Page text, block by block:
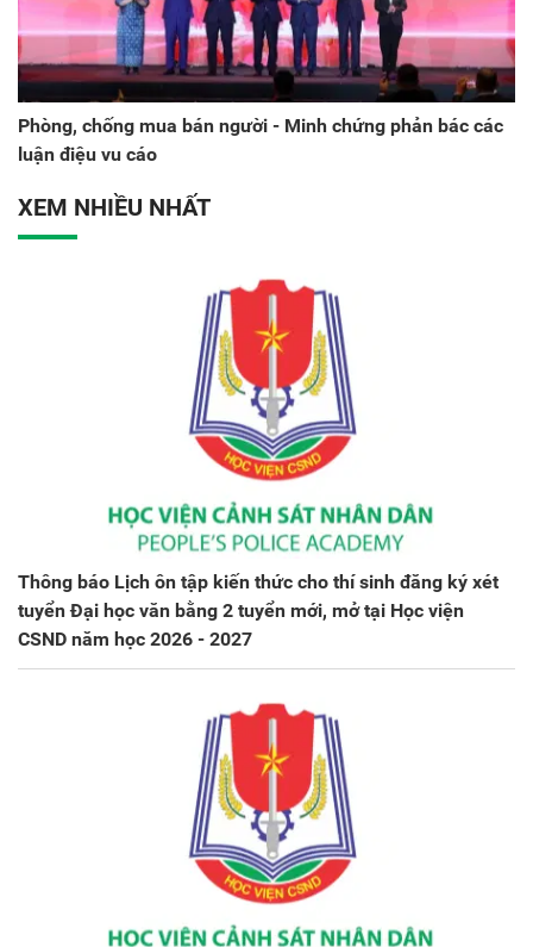
Phòng, chống mua bán người - Minh chứng phản bác các
luận điệu vu cáo
XEM NHIỀU NHẤT
Thông báo Lịch ôn tập kiến thức cho thí sinh đăng ký xét
tuyển Đại học văn bằng 2 tuyển mới, mở tại Học viện
CSND năm học 2026 - 2027